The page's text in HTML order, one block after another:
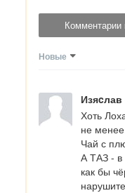
Комментарии
Новые
Изяcлав
Хоть
не
Чай с
А ТАЗ - в
как бы